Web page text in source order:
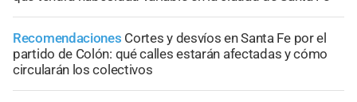
Recomendaciones Cortes y desvíos en Santa Fe por el
partido de Colón: qué calles estarán afectadas y cómo
circularán los colectivos